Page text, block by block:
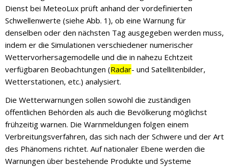
Dienst bei MeteoLux prüft anhand der vordefinierten
Schwellenwerte (siehe Abb. 1), ob eine Warnung für
denselben oder den nächsten Tag ausgegeben werden muss,
indem er die Simulationen verschiedener numerischer
Wettervorhersagemodelle und die in nahezu Echtzeit
verfügbaren Beobachtungen (Radar- und Satellitenbilder,
Wetterstationen, etc.) analysiert.
Die Wetterwarnungen sollen sowohl die zuständigen
öffentlichen Behörden als auch die Bevölkerung möglichst
frühzeitig warnen. Die Warnmeldungen folgen einem
Verbreitungsverfahren, das sich nach der Schwere und der Art
des Phänomens richtet. Auf nationaler Ebene werden die
Warnungen über bestehende Produkte und Systeme